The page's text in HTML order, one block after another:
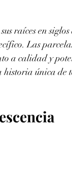
raíces en
Las
a calidad y
única de